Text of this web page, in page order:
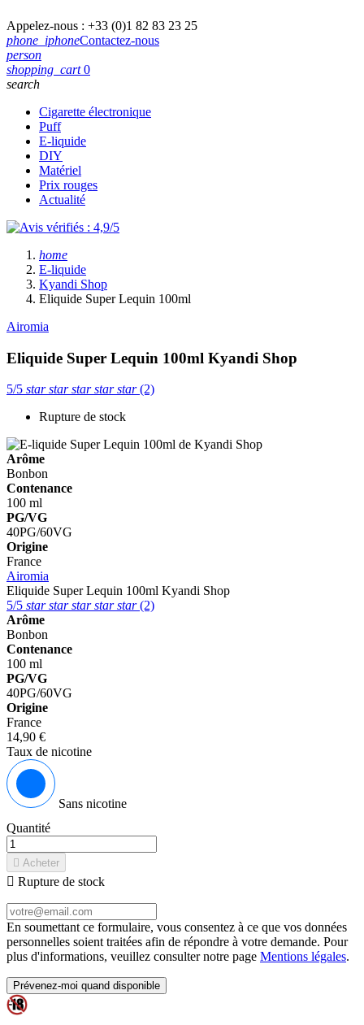
Appelez-nous : +33 (0)1 82 83 23 25
phone_iphoneContactez-nous
person
shopping_cart 0
search
Cigarette électronique
Puff
E-liquide
DIY
Matériel
Prix rouges
Actualité
home
E-liquide
Kyandi Shop
Eliquide Super Lequin 100ml
Airomia
Eliquide Super Lequin 100ml Kyandi Shop
5/5 starstarstarstarstar(2)
Rupture de stock
Arôme
Bonbon
Contenance
100 ml
PG/VG
40PG/60VG
Origine
France
Airomia
Eliquide Super Lequin 100ml Kyandi Shop
5/5 starstarstarstarstar(2)
Arôme
Bonbon
Contenance
100 ml
PG/VG
40PG/60VG
Origine
France
14,90 €
Taux de nicotine
Sans nicotine
Quantité
 Acheter
 Rupture de stock
En soumettant ce formulaire, vous consentez à ce que vos données
personnelles soient traitées afin de répondre à votre demande. Pour
plus d'informations, veuillez consulter notre page Mentions légales.
Prévenez-moi quand disponible